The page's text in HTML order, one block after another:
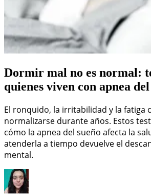
Dormir mal no es normal:
quienes viven con apnea del
El ronquido, la irritabilidad y la fatiga
normalizarse durante años. Estos
cómo la apnea del sueño afecta la
atenderla a tiempo devuelve el
mental.